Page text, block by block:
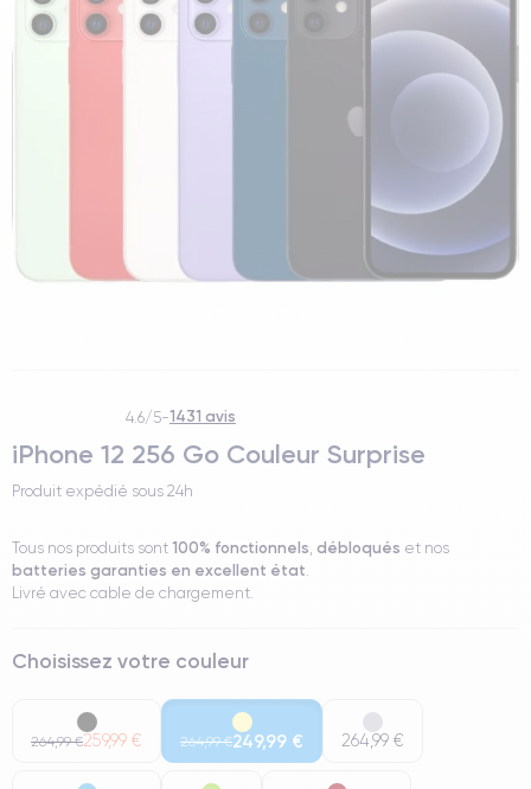
4.6/5-1431 avis
iPhone 12 256 Go Couleur Surprise
Produit expédié sous 24h
Tous nos produits sont 100% fonctionnels, débloqués et nos
batteries garanties en excellent état.
Livré avec cable de chargement.
Choisissez votre couleur
264,99 €259,99 € 264,99 €249,99 € 264,99 €